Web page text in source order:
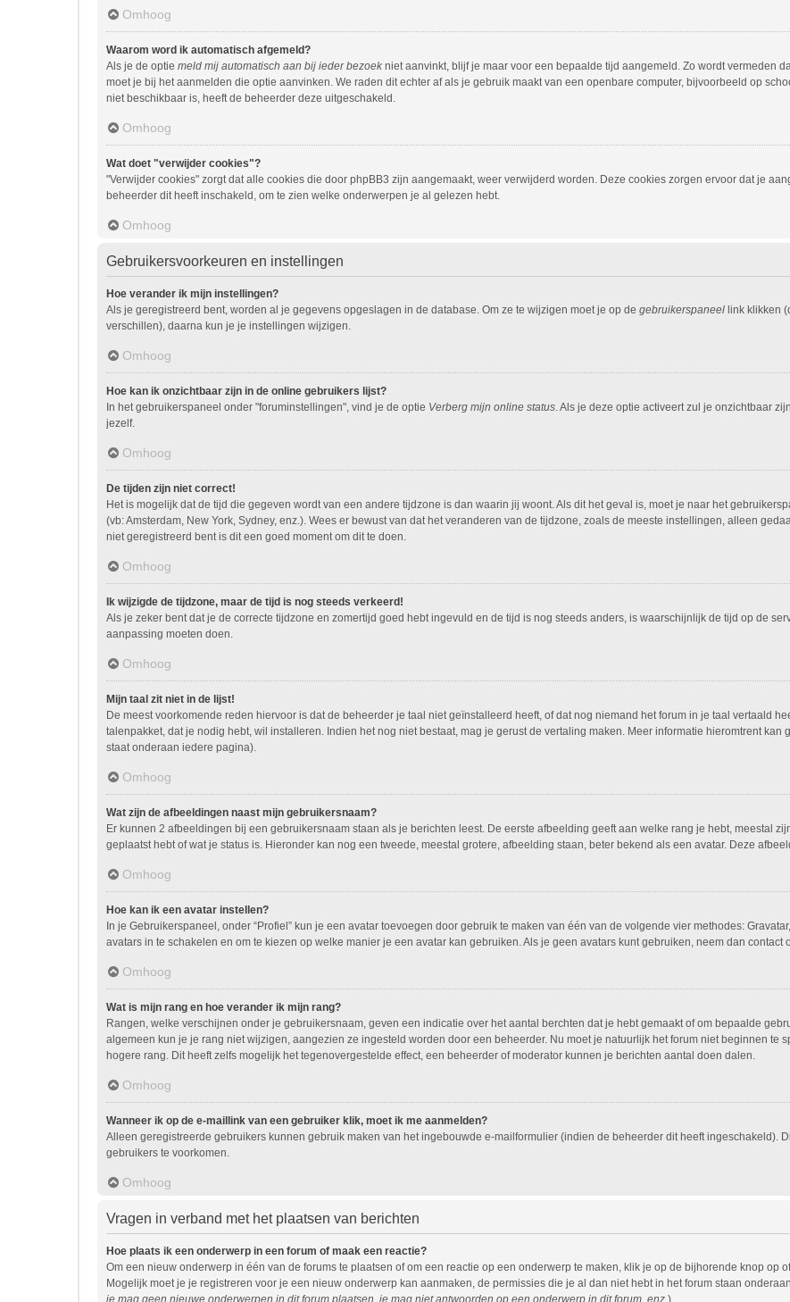
Omhoog
Waarom word ik automatisch afgemeld?
Als je de optie meld mij automatisch aan bij ieder bezoek niet aanvinkt, blijf je maar voor een bepaalde tijd aangemeld. Zo wordt vermeden
moet je bij het aanmelden die optie aanvinken. We raden dit echter af als je gebruik maakt van een openbare computer, bijvoorbeeld op
niet beschikbaar is, heeft de beheerder deze uitgeschakeld.
Omhoog
Wat doet "verwijder cookies"?
"Verwijder cookies" zorgt dat alle cookies die door phpBB3 zijn aangemaakt, weer verwijderd worden. Deze cookies zorgen ervoor dat je
beheerder dit heeft inschakeld, om te zien welke onderwerpen je al gelezen hebt.
Omhoog
Gebruikersvoorkeuren en instellingen
Hoe verander ik mijn instellingen?
Als je geregistreerd bent, worden al je gegevens opgeslagen in de database. Om ze te wijzigen moet je op de gebruikerspaneel link klikken
verschillen), daarna kun je je instellingen wijzigen.
Omhoog
Hoe kan ik onzichtbaar zijn in de online gebruikers lijst?
In het gebruikerspaneel onder "foruminstellingen", vind je de optie Verberg mijn online status. Als je deze optie activeert zul je onzichtbaar
jezelf.
Omhoog
De tijden zijn niet correct!
Het is mogelijk dat de tijd die gegeven wordt van een andere tijdzone is dan waarin jij woont. Als dit het geval is, moet je naar het
(vb: Amsterdam, New York, Sydney, enz.). Wees er bewust van dat het veranderen van de tijdzone, zoals de meeste instellingen, alleen
niet geregistreerd bent is dit een goed moment om dit te doen.
Omhoog
Ik wijzigde de tijdzone, maar de tijd is nog steeds verkeerd!
Als je zeker bent dat je de correcte tijdzone en zomertijd goed hebt ingevuld en de tijd is nog steeds anders, is waarschijnlijk de tijd op de
aanpassing moeten doen.
Omhoog
Mijn taal zit niet in de lijst!
De meest voorkomende reden hiervoor is dat de beheerder je taal niet geïnstalleerd heeft, of dat nog niemand het forum in je taal vertaald
talenpakket, dat je nodig hebt, wil installeren. Indien het nog niet bestaat, mag je gerust de vertaling maken. Meer informatie hieromtrent
staat onderaan iedere pagina).
Omhoog
Wat zijn de afbeeldingen naast mijn gebruikersnaam?
Er kunnen 2 afbeeldingen bij een gebruikersnaam staan als je berichten leest. De eerste afbeelding geeft aan welke rang je hebt, meestal
geplaatst hebt of wat je status is. Hieronder kan nog een tweede, meestal grotere, afbeelding staan, beter bekend als een avatar. Deze
Omhoog
Hoe kan ik een avatar instellen?
In je Gebruikerspaneel, onder “Profiel” kun je een avatar toevoegen door gebruik te maken van één van de volgende vier methodes:
avatars in te schakelen en om te kiezen op welke manier je een avatar kan gebruiken. Als je geen avatars kunt gebruiken, neem dan
Omhoog
Wat is mijn rang en hoe verander ik mijn rang?
Rangen, welke verschijnen onder je gebruikersnaam, geven een indicatie over het aantal berchten dat je hebt gemaakt of om bepaalde
algemeen kun je je rang niet wijzigen, aangezien ze ingesteld worden door een beheerder. Nu moet je natuurlijk het forum niet beginnen te
hogere rang. Dit heeft zelfs mogelijk het tegenovergestelde effect, een beheerder of moderator kunnen je berichten aantal doen dalen.
Omhoog
Wanneer ik op de e-maillink van een gebruiker klik, moet ik me aanmelden?
Alleen geregistreerde gebruikers kunnen gebruik maken van het ingebouwde e-mailformulier (indien de beheerder dit heeft ingeschakeld).
gebruikers te voorkomen.
Omhoog
Vragen in verband met het plaatsen van berichten
Hoe plaats ik een onderwerp in een forum of maak een reactie?
Om een nieuw onderwerp in één van de forums te plaatsen of om een reactie op een onderwerp te maken, klik je op de bijhorende knop
Mogelijk moet je je registreren voor je een nieuw onderwerp kan aanmaken, de permissies die je al dan niet hebt in het forum staan
je mag geen nieuwe onderwerpen in dit forum plaatsen, je mag niet antwoorden op een onderwerp in dit forum, enz. ).